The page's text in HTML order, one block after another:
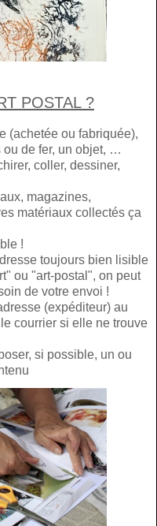
POSTAL ?
(achetée ou fabriquée),
ou de fer, un objet, …
coller, dessiner,
magazines,
matériaux collectés ça
!
toujours bien lisible
ou "art-postal", on peut
de votre envoi !
(expéditeur) au
courrier si elle ne trouve
si possible, un ou